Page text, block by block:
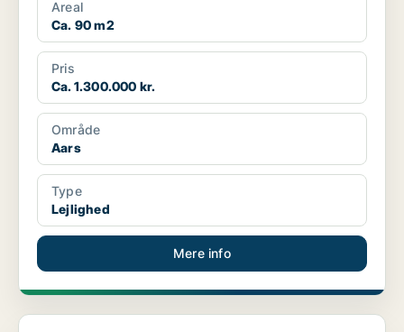
Areal
Ca. 90 m2
Pris
Ca. 1.300.000 kr.
Område
Aars
Type
Lejlighed
Mere info
Lejlighed i Odense C